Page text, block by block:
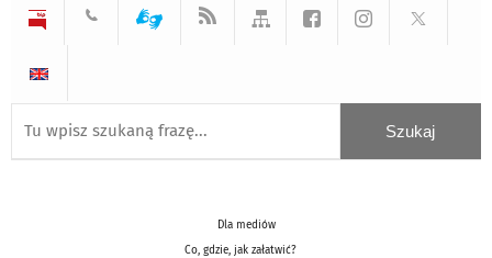
Dla mediów
Co, gdzie, jak załatwić?